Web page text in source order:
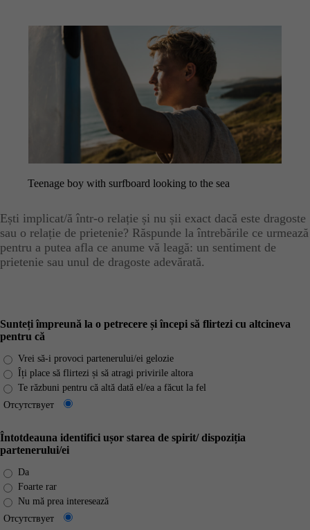
Teenage boy with surfboard looking to the sea
Ești implicat/ă într-o relație și nu șii exact dacă este dragoste
sau o relație de prietenie? Răspunde la întrebările ce urmează
pentru a putea afla ce anume vă leagă: un sentiment de
prietenie sau unul de dragoste adevărată.
Sunteți împreună la o petrecere și începi să flirtezi cu altcineva
pentru că
Vrei să-i provoci partenerului/ei gelozie
Îți place să flirtezi și să atragi privirile altora
Te răzbuni pentru că altă dată el/ea a făcut la fel
Отсутствует
Întotdeauna identifici ușor starea de spirit/ dispoziția
partenerului/ei
Da
Foarte rar
Nu mă prea interesează
Отсутствует